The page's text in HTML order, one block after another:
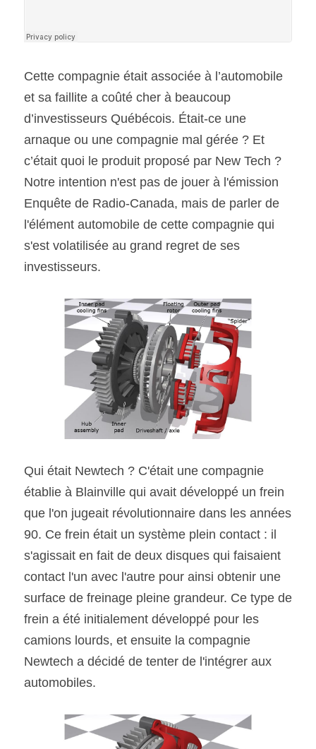
SOUMISSION RAPIDE
Cette compagnie était associée à l’automobile
et sa faillite a coûté cher à beaucoup
d’investisseurs Québécois. Était-ce une
arnaque ou une compagnie mal gérée ? Et
c’était quoi le produit proposé par New Tech ?
Notre intention n'est pas de jouer à l'émission
Enquête de Radio-Canada, mais de parler de
l'élément automobile de cette compagnie qui
s'est volatilisée au grand regret de ses
investisseurs.
Qui était Newtech ? C'était une compagnie
établie à Blainville qui avait développé un frein
que l'on jugeait révolutionnaire dans les années
90. Ce frein était un système plein contact : il
s'agissait en fait de deux disques qui faisaient
contact l'un avec l'autre pour ainsi obtenir une
surface de freinage pleine grandeur. Ce type de
frein a été initialement développé pour les
camions lourds, et ensuite la compagnie
Newtech a décidé de tenter de l'intégrer aux
automobiles.